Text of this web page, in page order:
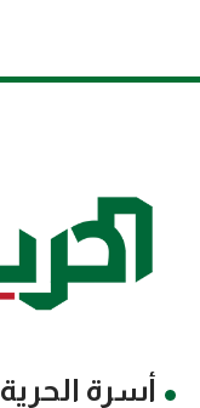
أسرة الحرية